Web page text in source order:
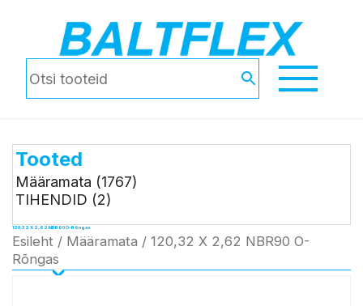
Tooted
Määramata (1767)
TIHENDID (2)
120,32 X 2,62 NBR90 O-Rõngas
Esileht / Määramata / 120,32 X 2,62 NBR90 O-
Rõngas